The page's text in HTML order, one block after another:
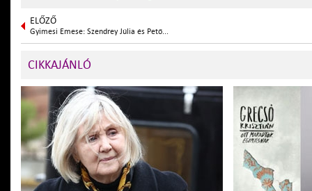
ELŐZŐ
Gyimesi Emese: Szendrey Júlia és Pető...
CIKKAJÁNLÓ